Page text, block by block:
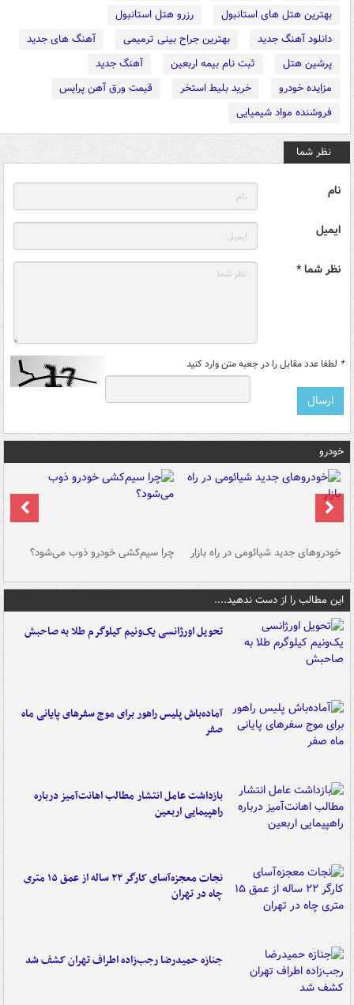
بهترین هتل های استانبول
رزرو هتل استانبول
دانلود آهنگ جدید
بهترین جراح بینی ترمیمی
آهنگ های جدید
پرشین هتل
ثبت نام بیمه اربعین
آهنگ جدید
مزایده خودرو
خرید بلیط استخر
قیمت ورق آهن پرایس
فروشنده مواد شیمیایی
نظر شما
نام
ایمیل
نظر شما *
* لطفا عدد مقابل را در جعبه متن وارد کنید
خودرو
خودروهای جدید شیائومی در راه بازار چرا سیم‌کشی خودرو ذوب می‌شود؟
این مطالب را از دست ندهید....
تحویل اورژانسی یک‌ونیم کیلوگرم طلا به صاحبش
آماده‌باش پلیس راهور برای موج سفرهای پایانی ماه
صفر
بازداشت عامل انتشار مطالب اهانت‌آمیز درباره
راهپیمایی اربعین
نجات معجزه‌آسای کارگر ۲۲ ساله از عمق ۱۵ متری
چاه در تهران
جنازه حمیدرضا رجب‌زاده اطراف تهران کشف شد